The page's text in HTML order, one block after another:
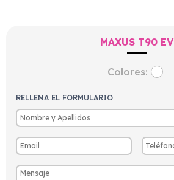
MAXUS T90 EV
Colores:
RELLENA EL FORMULARIO